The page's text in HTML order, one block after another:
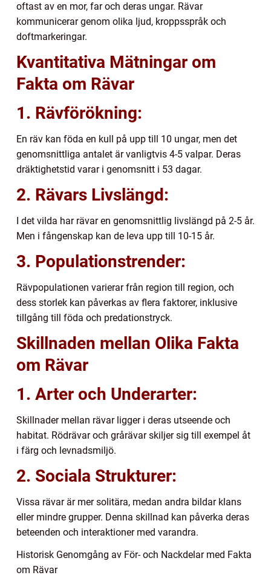
oftast av en mor, far och deras ungar. Rävar
kommunicerar genom olika ljud, kroppsspråk och
doftmarkeringar.
Kvantitativa Mätningar om
Fakta om Rävar
1. Rävförökning:
En räv kan föda en kull på upp till 10 ungar, men det
genomsnittliga antalet är vanligtvis 4-5 valpar. Deras
dräktighetstid varar i genomsnitt i 53 dagar.
2. Rävars Livslängd:
I det vilda har rävar en genomsnittlig livslängd på 2-5 år.
Men i fångenskap kan de leva upp till 10-15 år.
3. Populationstrender:
Rävpopulationen varierar från region till region, och
dess storlek kan påverkas av flera faktorer, inklusive
tillgång till föda och predationstryck.
Skillnaden mellan Olika Fakta
om Rävar
1. Arter och Underarter:
Skillnader mellan rävar ligger i deras utseende och
habitat. Rödrävar och grårävar skiljer sig till exempel åt
i färg och levnadsmiljö.
2. Sociala Strukturer:
Vissa rävar är mer solitära, medan andra bildar klans
eller mindre grupper. Denna skillnad kan påverka deras
beteenden och interaktioner med varandra.
Historisk Genomgång av För- och Nackdelar med Fakta
om Rävar